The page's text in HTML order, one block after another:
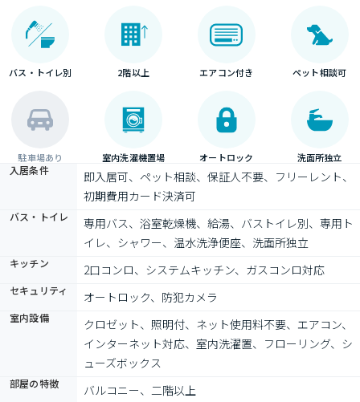
バス・トイレ別 2階以上 エアコン付き ペット相談可
駐車場あり 室内洗濯機置場 オートロック 洗面所独立
入居条件
即入居可、ペット相談、保証人不要、フリーレント、
初期費用カード決済可
バス・トイレ
専用バス、浴室乾燥機、給湯、バストイレ別、専用ト
イレ、シャワー、温水洗浄便座、洗面所独立
キッチン 2口コンロ、システムキッチン、ガスコンロ対応
セキュリティ オートロック、防犯カメラ
室内設備
クロゼット、照明付、ネット使用料不要、エアコン、
インターネット対応、室内洗濯置、フローリング、シ
ューズボックス
部屋の特徴 バルコニー、二階以上